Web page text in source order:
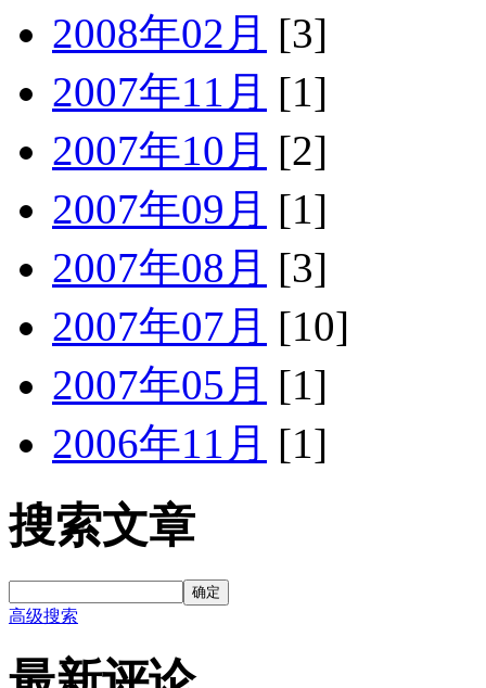
2008年02月 [3]
2007年11月 [1]
2007年10月 [2]
2007年09月 [1]
2007年08月 [3]
2007年07月 [10]
2007年05月 [1]
2006年11月 [1]
搜索文章
确定
高级搜索